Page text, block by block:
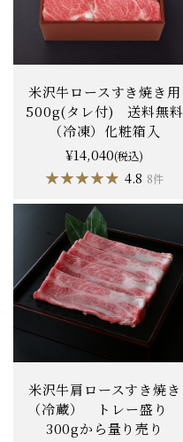
米沢牛ロースすき焼き用
500g(タレ付) 送料無料
（冷凍）化粧箱入
¥14,040(税込)
★★★★★
★★★★★ 4.8 8件
米沢牛肩ロースすき焼き
（冷蔵） トレー盛り
300gから量り売り